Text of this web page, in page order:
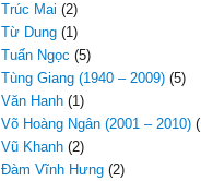
Trúc Mai (2)
Từ Dung (1)
Tuấn Ngọc (5)
Tùng Giang (1940 – 2009) (5)
Văn Hanh (1)
Võ Hoàng Ngân (2001 – 2010)
Vũ Khanh (2)
Đàm Vĩnh Hưng (2)